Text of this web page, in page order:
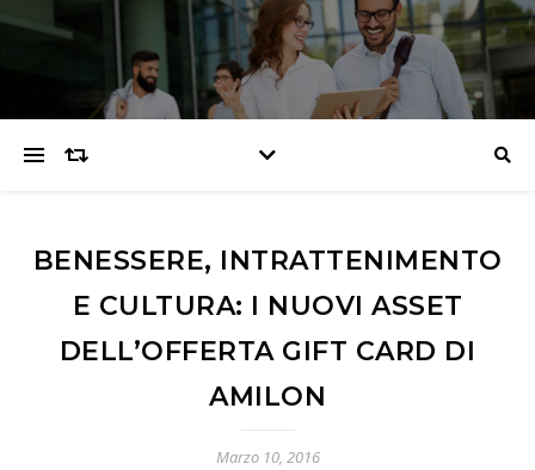
BENESSERE, INTRATTENIMENTO
E CULTURA: I NUOVI ASSET
DELL’OFFERTA GIFT CARD DI
AMILON
Marzo 10, 2016